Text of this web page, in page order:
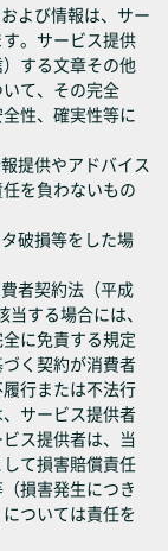
よび情報は、サー
。サービス提供
する文章その他
て、その完全
性、確実性等に
提供やアドバイス
を負わないもの
破損等をした場
者契約法（平成
する場合には、
に免責する規定
く契約が消費者
行または不法行
サービス提供者
ス提供者は、当
て損害賠償責任
損害発生につき
ついては責任を